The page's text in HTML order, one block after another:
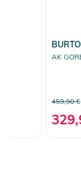
AK
459,90 €